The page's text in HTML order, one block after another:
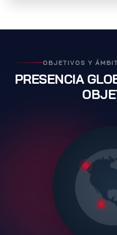
OBJETIVOS Y
PRESENCIA